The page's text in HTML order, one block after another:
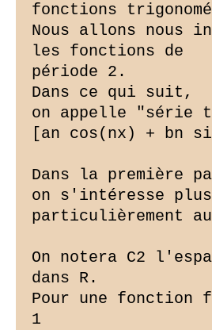
fonctions
Nous allons nous
les fonctions de
période 2.
Dans ce qui suit,
on appelle "série
[an cos(nx) + bn
Dans la première
on s'intéresse plus
particulièrement
On notera C2
dans R.
Pour une
1